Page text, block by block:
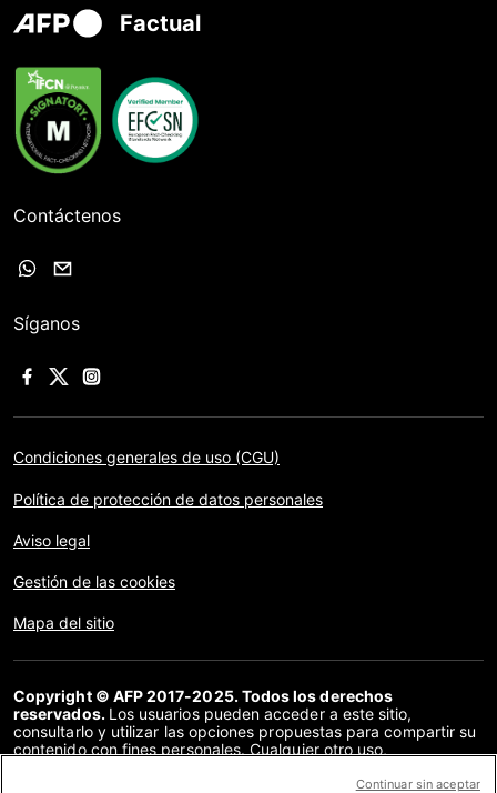
Factual
Contáctenos
Síganos
Condiciones generales de uso (CGU)
Política de protección de datos personales
Aviso legal
Gestión de las cookies
Mapa del sitio
Copyright © AFP 2017-2025. Todos los derechos
reservados. Los usuarios pueden acceder a este sitio,
consultarlo y utilizar las opciones propuestas para compartir su
contenido con fines personales. Cualquier otro uso,
distribución del contenido de este sitio, en su totalidad o en
Continuar sin aceptar